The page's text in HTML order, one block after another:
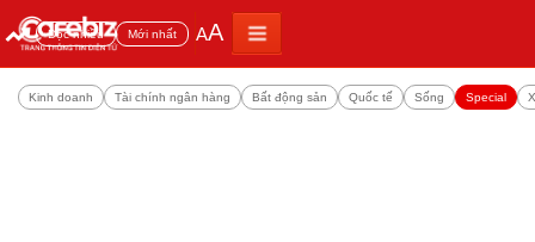
Đọc nhiều Mới nhất AA
Kinh doanh Tài chính ngân hàng Bất động sản Quốc tế Sống Special